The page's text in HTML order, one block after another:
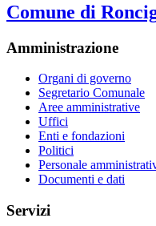
Comune di
Amministrazione
Organi di governo
Segretario Comunale
Aree amministrative
Uffici
Enti e fondazioni
Politici
Personale
Documenti e dati
Servizi